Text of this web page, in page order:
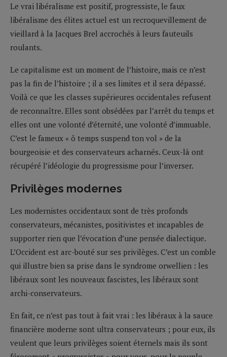
Le vrai libéralisme est positif, progressiste, le faux
libéralisme des élites actuel est un recroquevillement de
vieillard à la Jacques Brel accrochés à leurs fauteuils
roulants.
Le capitalisme est un moment de l’histoire, mais ce n’est
pas la fin de l’histoire ; il a ses limites et il sera dépassé.
Voilà ce que les classes supérieures occidentales refusent
de reconnaître. Elles sont obsédées par l’arrêt du temps et
elles ont une volonté d’éternité, une volonté d’immuable.
C’est le fameux « ô temps suspend ton vol » de la
bourgeoisie et des conservateurs acharnés. Ceux-là ont
récupéré l’idéologie du progressisme pour l’inverser.
Privilèges modernes
Les modernistes occidentaux sont de très profonds
conservateurs, mécanistes, positivistes et incapables de
supporter rien que l’évocation d’une pensée dialectique.
L’Occident est arc-bouté sur ses privilèges. C’est un comble
qui illustre bien sa prise dans le syndrome orwellien : les
libéraux sont les nouveaux fascistes, les libéraux sont
archi-conservateurs.
En fait, ce n’est pas tout à fait vrai : les libéraux à la sauce
financière moderne sont ultra conservateurs ; pour eux, ils
veulent que leurs privilèges soient éternels mais ils sont